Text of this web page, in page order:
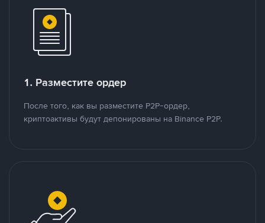
1. Разместите ордер
После того, как вы разместите P2P-ордер,
криптоактивы будут депонированы на Binance P2P.